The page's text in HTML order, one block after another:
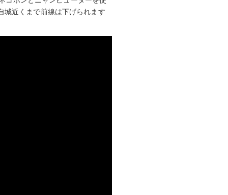
城近くまで前線は下げられます